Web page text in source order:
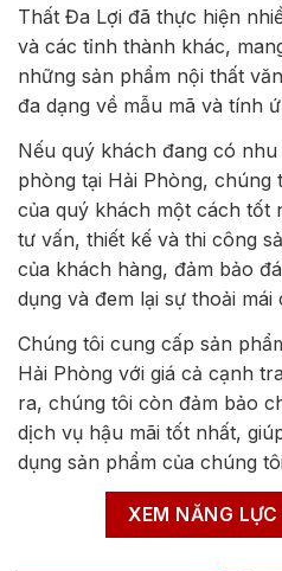
Thất Đa Lợi đã thực hiện
và các tỉnh thành khác,
những sản phẩm nội thất
đa dạng về mẫu mã và tính
Nếu quý khách đang có
phòng tại Hải Phòng, chúng
của quý khách một cách tốt
tư vấn, thiết kế và thi công
của khách hàng, đảm bảo
dụng và đem lại sự thoải mái
Chúng tôi cung cấp sản
Hải Phòng với giá cả cạnh
ra, chúng tôi còn đảm bảo
dịch vụ hậu mãi tốt nhất,
dụng sản phẩm của chúng
XEM NĂNG